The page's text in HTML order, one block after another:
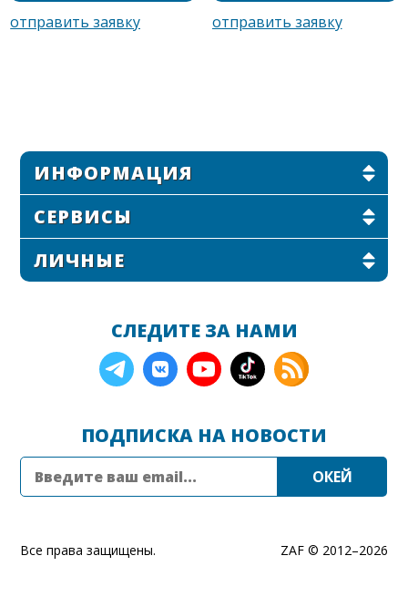
ИНФОРМАЦИЯ
СЕРВИСЫ
ЛИЧНЫЕ
СЛЕДИТЕ ЗА НАМИ
ПОДПИСКА НА НОВОСТИ
ZAF © 2012–2026
Все права защищены.